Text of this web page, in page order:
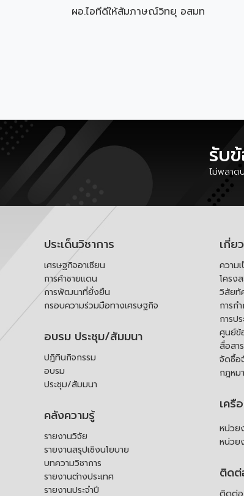
ผอ.ไอทีดีให้สัมภาษณ์วิทยุ อสมท
รับ
ไม่พลาด
ประเด็นวิชาการ
เศรษฐกิจอาเซียน
การค้าชายแดน
การพัฒนาที่ยั่งยืน
กรอบความร่วมมือทางเศรษฐกิจ
อบรม ประชุม/สัมมนา
ปฏิทินกิจกรรม
อบรม
ประชุม/สัมมนา
คลังความรู้
รายงานวิจัย
รายงานสรุปเชิงนโยบาย
บทความวิชาการ
รายงานต่างประเทศ
รายงานประจำปี
เกี่ย
ความ
โครง
วิสัยทั
การก
การป
ศูนย์ข้
สื่อสา
จัดซื้อ
กฎหม
เครื
หน่วย
หน่วย
ติดต่